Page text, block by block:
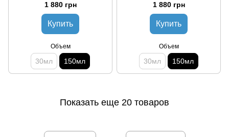
1 880 грн
Купить
Объем
30мл 150мл
1 880 грн
Купить
Объем
30мл 150мл
Показать еще 20 товаров